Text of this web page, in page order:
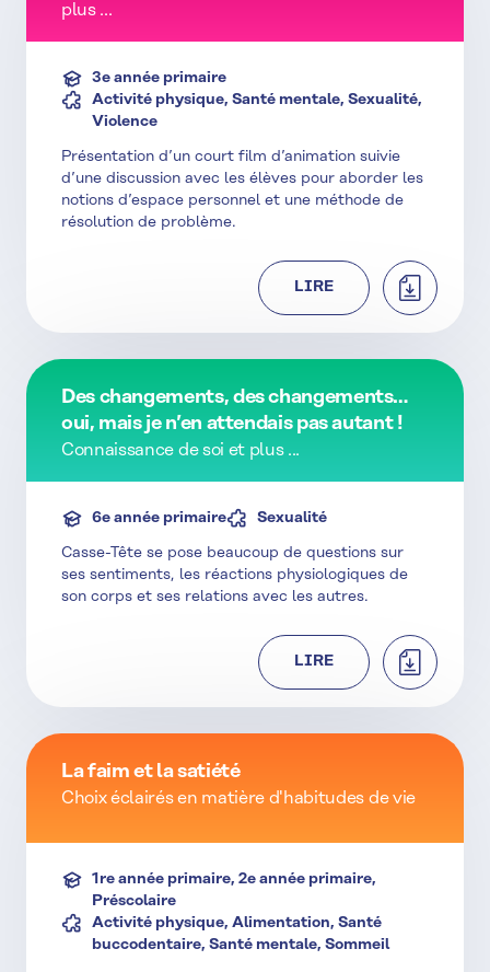
plus ...
3e année primaire
Activité physique, Santé mentale, Sexualité,
Violence
Présentation d’un court film d’animation suivie
d’une discussion avec les élèves pour aborder les
notions d’espace personnel et une méthode de
résolution de problème.
LIRE
Des changements, des changements…
oui, mais je n’en attendais pas autant !
Connaissance de soi et plus ...
6e année primaire Sexualité
Casse-Tête se pose beaucoup de questions sur
ses sentiments, les réactions physiologiques de
son corps et ses relations avec les autres.
LIRE
La faim et la satiété
Choix éclairés en matière d'habitudes de vie
1re année primaire, 2e année primaire,
Préscolaire
Activité physique, Alimentation, Santé
buccodentaire, Santé mentale, Sommeil